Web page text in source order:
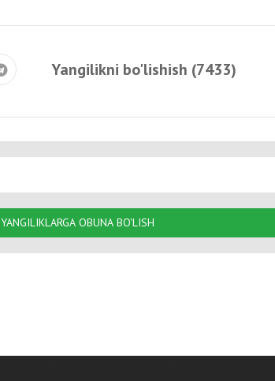
Yangilikni bo'lishish (7433)
YANGILIKLARGA OBUNA BO'LISH